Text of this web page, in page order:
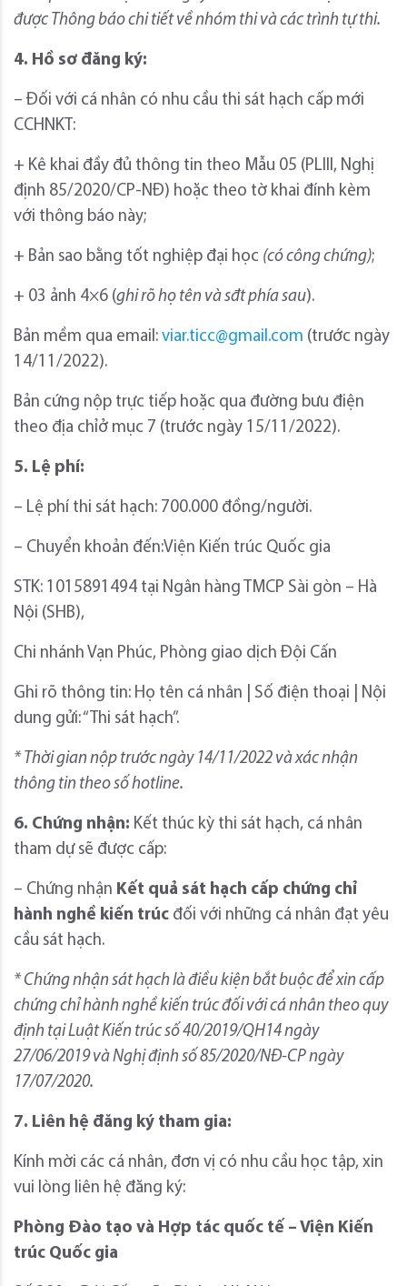
được Thông báo chi tiết về nhóm thi và các trình tự thi.
4. Hồ sơ đăng ký:
– Đối với cá nhân có nhu cầu thi sát hạch cấp mới
CCHNKT:
+ Kê khai đầy đủ thông tin theo Mẫu 05 (PLIII, Nghị
định 85/2020/CP-NĐ) hoặc theo tờ khai đính kèm
với thông báo này;
+ Bản sao bằng tốt nghiệp đại học (có công chứng);
+ 03 ảnh 4×6 (ghi rõ họ tên và sđt phía sau).
Bản mềm qua email: viar.ticc@gmail.com (trước ngày
14/11/2022).
Bản cứng nộp trực tiếp hoặc qua đường bưu điện
theo địa chỉở mục 7 (trước ngày 15/11/2022).
5. Lệ phí:
– Lệ phí thi sát hạch: 700.000 đồng/người.
– Chuyển khoản đến:Viện Kiến trúc Quốc gia
STK: 1015891494 tại Ngân hàng TMCP Sài gòn – Hà
Nội (SHB),
Chi nhánh Vạn Phúc, Phòng giao dịch Đội Cấn
Ghi rõ thông tin: Họ tên cá nhân | Số điện thoại | Nội
dung gửi: “Thi sát hạch”.
* Thời gian nộp trước ngày14/11/2022 và xác nhận
thông tin theo số hotline.
6. Chứng nhận: Kết thúc kỳ thi sát hạch, cá nhân
tham dự sẽ được cấp:
– Chứng nhận Kết quả sát hạch cấp chứng chỉ
hành nghề kiến trúc đối với những cá nhân đạt yêu
cầu sát hạch.
* Chứng nhận sát hạch là điều kiện bắt buộc để xin cấp
chứng chỉ hành nghề kiến trúc đối với cá nhân theo quy
định tại Luật Kiến trúc số 40/2019/QH14 ngày
27/06/2019 và Nghị định số 85/2020/NĐ-CP ngày
17/07/2020.
7. Liên hệ đăng ký tham gia:
Kính mời các cá nhân, đơn vị có nhu cầu học tập, xin
vui lòng liên hệ đăng ký:
Phòng Đào tạo và Hợp tác quốc tế – Viện Kiến
trúc Quốc gia